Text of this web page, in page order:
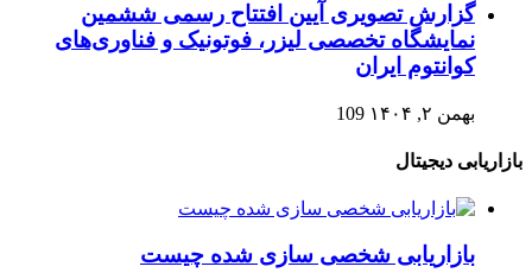
گزارش تصویری آیین افتتاح رسمی ششمین
نمایشگاه تخصصی لیزر، فوتونیک و فناوری‌های
کوانتوم ایران
بهمن ۲, ۱۴۰۴ 109
بازاریابی دیجیتال
بازاریابی شخصی سازی شده چیست